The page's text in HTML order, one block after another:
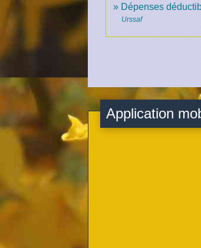
Dépenses
Urssaf
Application